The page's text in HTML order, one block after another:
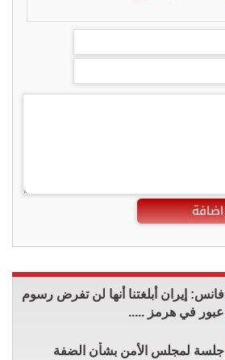
اضافة
فانس: إيران أبلغتنا أنها لن تفرض رسوم
عبور في هرمز .....
جلسة لمجلس الأمن بشأن الضفة